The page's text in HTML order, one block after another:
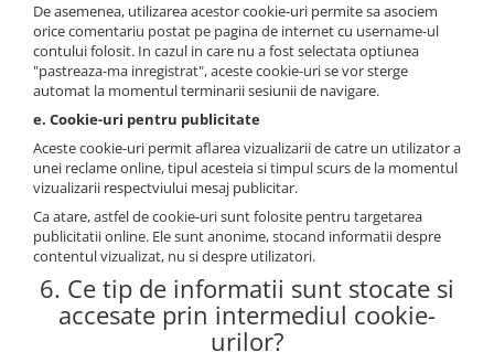
De asemenea, utilizarea acestor cookie-uri permite sa asociem
orice comentariu postat pe pagina de internet cu username-ul
contului folosit. In cazul in care nu a fost selectata optiunea
"pastreaza-ma inregistrat", aceste cookie-uri se vor sterge
automat la momentul terminarii sesiunii de navigare.
e. Cookie-uri pentru publicitate
Aceste cookie-uri permit aflarea vizualizarii de catre un utilizator a
unei reclame online, tipul acesteia si timpul scurs de la momentul
vizualizarii respectviului mesaj publicitar.
Ca atare, astfel de cookie-uri sunt folosite pentru targetarea
publicitatii online. Ele sunt anonime, stocand informatii despre
contentul vizualizat, nu si despre utilizatori.
6. Ce tip de informatii sunt stocate si
accesate prin intermediul cookie-
urilor?